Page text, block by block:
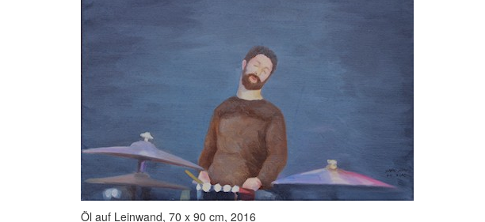
Öl auf Leinwand, 70 x 90 cm, 2016